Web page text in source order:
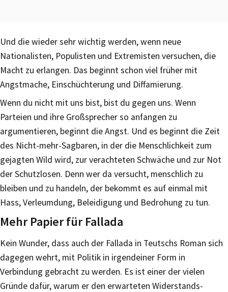
Und die wieder sehr wichtig werden, wenn neue
Nationalisten, Populisten und Extremisten versuchen, die
Macht zu erlangen. Das beginnt schon viel früher mit
Angstmache, Einschüchterung und Diffamierung.
Wenn du nicht mit uns bist, bist du gegen uns. Wenn
Parteien und ihre Großsprecher so anfangen zu
argumentieren, beginnt die Angst. Und es beginnt die Zeit
des Nicht-mehr-Sagbaren, in der die Menschlichkeit zum
gejagten Wild wird, zur verachteten Schwäche und zur Not
der Schutzlosen. Denn wer da versucht, menschlich zu
bleiben und zu handeln, der bekommt es auf einmal mit
Hass, Verleumdung, Beleidigung und Bedrohung zu tun.
Mehr Papier für Fallada
Kein Wunder, dass auch der Fallada in Teutschs Roman sich
dagegen wehrt, mit Politik in irgendeiner Form in
Verbindung gebracht zu werden. Es ist einer der vielen
Gründe dafür, warum er den erwarteten Widerstands-